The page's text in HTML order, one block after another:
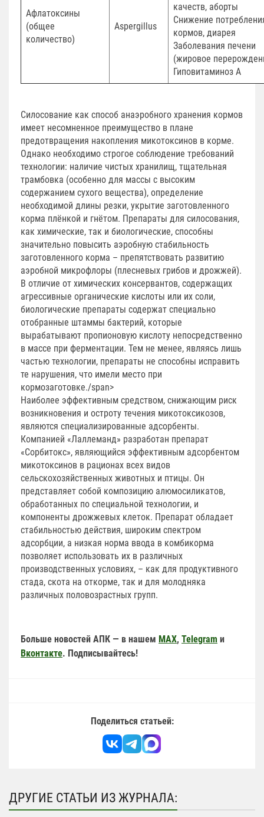
Афлатоксины
(общее
количество)
Aspergillus
качеств, аборты
Снижение
кормов, диарея
Заболевания печени
(жировое
Гиповитаминоз А
Силосование как способ анаэробного хранения кормов
имеет несомненное преимущество в плане
предотвращения накопления микотоксинов в корме.
Однако необходимо строгое соблюдение требований
технологии: наличие чистых хранилищ, тщательная
трамбовка (особенно для массы с высоким
содержанием сухого вещества), определение
необходимой длины резки, укрытие заготовленного
корма плёнкой и гнётом. Препараты для силосования,
как химические, так и биологические, способны
значительно повысить аэробную стабильность
заготовленного корма – препятствовать развитию
аэробной микрофлоры (плесневых грибов и дрожжей).
В отличие от химических консервантов, содержащих
агрессивные органические кислоты или их соли,
биологические препараты содержат специально
отобранные штаммы бактерий, которые
вырабатывают пропионовую кислоту непосредственно
в массе при ферментации. Тем не менее, являясь лишь
частью технологии, препараты не способны исправить
те нарушения, что имели место при
кормозаготовке./span>
Наиболее эффективным средством, снижающим риск
возникновения и остроту течения микотоксикозов,
являются специализированные адсорбенты.
Компанией «Лаллеманд» разработан препарат
«Сорбитокс», являющийся эффективным адсорбентом
микотоксинов в рационах всех видов
сельскохозяйственных животных и птицы. Он
представляет собой композицию алюмосиликатов,
обработанных по специальной технологии, и
компоненты дрожжевых клеток. Препарат обладает
стабильностью действия, широким спектром
адсорбции, а низкая норма ввода в комбикорма
позволяет использовать их в различных
производственных условиях, – как для продуктивного
стада, скота на откорме, так и для молодняка
различных половозрастных групп.
Больше новостей АПК — в нашем MAX, Telegram и
Вконтакте. Подписывайтесь!
Поделиться статьей:
ДРУГИЕ СТАТЬИ ИЗ ЖУРНАЛА: